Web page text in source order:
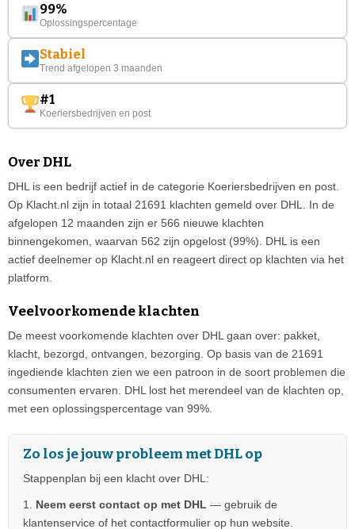
99%
Oplossingspercentage
Stabiel
Trend afgelopen 3 maanden
#1
Koeriersbedrijven en post
Over DHL
DHL is een bedrijf actief in de categorie Koeriersbedrijven en post.
Op Klacht.nl zijn in totaal 21691 klachten gemeld over DHL. In de
afgelopen 12 maanden zijn er 566 nieuwe klachten
binnengekomen, waarvan 562 zijn opgelost (99%). DHL is een
actief deelnemer op Klacht.nl en reageert direct op klachten via het
platform.
Veelvoorkomende klachten
De meest voorkomende klachten over DHL gaan over: pakket,
klacht, bezorgd, ontvangen, bezorging. Op basis van de 21691
ingediende klachten zien we een patroon in de soort problemen die
consumenten ervaren. DHL lost het merendeel van de klachten op,
met een oplossingspercentage van 99%.
Zo los je jouw probleem met DHL op
Stappenplan bij een klacht over DHL:
1. Neem eerst contact op met DHL — gebruik de
klantenservice of het contactformulier op hun website.